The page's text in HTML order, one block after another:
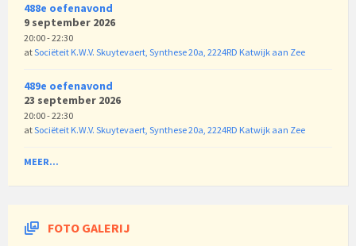
488e oefenavond
9 september 2026
20:00 - 22:30
atSociëteit K.W.V. Skuytevaert, Synthese 20a, 2224RD Katwijk aan Zee
489e oefenavond
23 september 2026
20:00 - 22:30
atSociëteit K.W.V. Skuytevaert, Synthese 20a, 2224RD Katwijk aan Zee
MEER...
FOTO GALERIJ